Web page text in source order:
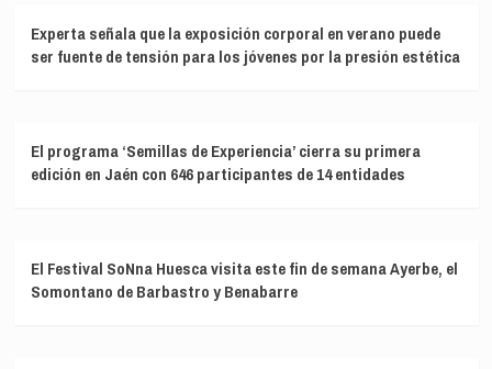
Experta señala que la exposición corporal en verano puede
ser fuente de tensión para los jóvenes por la presión estética
El programa ‘Semillas de Experiencia’ cierra su primera
edición en Jaén con 646 participantes de 14 entidades
El Festival SoNna Huesca visita este fin de semana Ayerbe, el
Somontano de Barbastro y Benabarre